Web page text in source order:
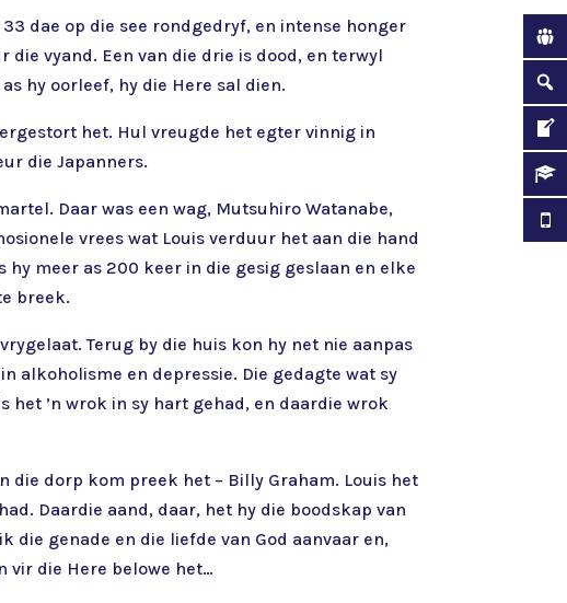
dae op die see rondgedryf, en intense honger
vyand. Een van die drie is dood, en terwyl
hy oorleef, hy die Here sal dien.
het. Hul vreugde het egter vinnig in
die Japanners.
Daar was een wag, Mutsuhiro Watanabe,
vrees wat Louis verduur het aan die hand
meer as 200 keer in die gesig geslaan en elke
breek.
Terug by die huis kon hy net nie aanpas
alkoholisme en depressie. Die gedagte wat sy
het ’n wrok in sy hart gehad, en daardie wrok
die dorp kom preek het – Billy Graham. Louis het
Daardie aand, daar, het hy die boodskap van
die genade en die liefde van God aanvaar en,
vir die Here belowe het…